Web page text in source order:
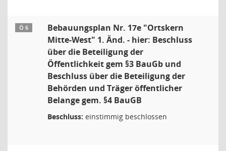
Ö 6
Bebauungsplan Nr. 17e "Ortskern
Mitte-West" 1. Änd. - hier: Beschluss
über die Beteiligung der
Öffentlichkeit gem §3 BauGb und
Beschluss über die Beteiligung der
Behörden und Träger öffentlicher
Belange gem. §4 BauGB
Beschluss: einstimmig beschlossen